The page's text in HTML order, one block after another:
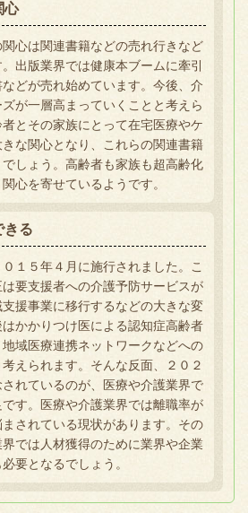
心
心は関連書籍などの売れ行きなど
出版業界では健康本ブームに牽引
どが売れ始めています。今後、介
が一層高まっていくことと考えら
とその家族にとって在宅医療やケ
な関心となり、これらの関連書籍
しょう。高齢者も家族も超高齢化
心を寄せているようです。
きる
１５年４月に施行されました。こ
要支援者への介護予防サービスが
援事業に移行するなどの大きな変
かかりつけ医による認知症高齢者
域医療連携ネットワークなどへの
えられます。そんな反面、２０２
れているのが、医療や介護業界で
す。医療や介護業界では離職率が
されている現状があります。その
では人材獲得のために業界や企業
要となるでしょう。